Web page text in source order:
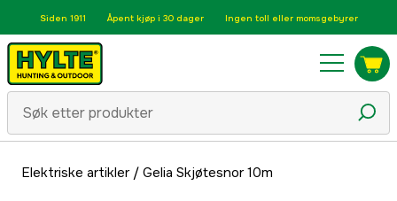
Siden 1911 Åpent kjøp i 30 dager Ingen toll eller momsgebyrer
Elektriske artikler/ Gelia Skjøtesnor 10m